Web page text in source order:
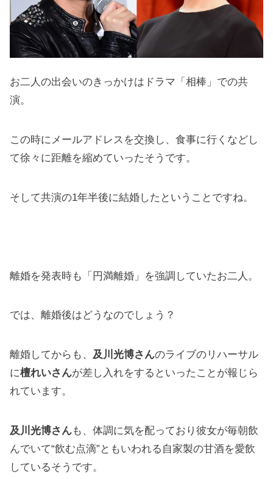
お二人の出会いのきっかけはドラマ「相棒」での共
演。
この時にメールアドレスを交換し、食事に行くなどし
て徐々に距離を縮めていったそうです。
そして共演の1年半後に結婚したということですね。
離婚を発表時も「円満離婚」を強調していたお二人。
では、離婚後はどうなのでしょう？
離婚してからも、 及川光博さんのライブのリハーサル
に檀れいさんが差し入れをするといったことが報じら
れています。
及川光博さんも、体調に気を配っており彼女が毎朝飲
んでいて“飲む点滴”ともいわれる自家製の甘酒を愛飲
しているそうです。